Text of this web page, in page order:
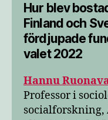
Hur blev
Finland och
fördjupade
valet 2022
Hannu
Professor i
socialforskning,